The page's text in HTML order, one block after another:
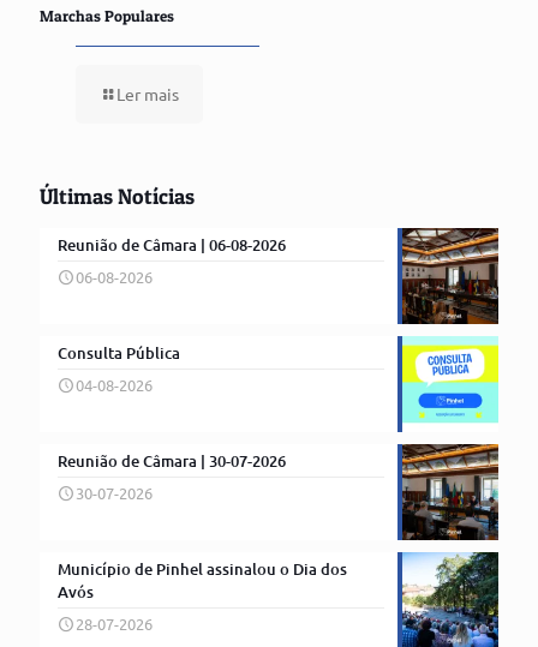
Marchas Populares
Ler mais
Últimas Notícias
Reunião de Câmara | 06-08-2026
06-08-2026
Consulta Pública
04-08-2026
Reunião de Câmara | 30-07-2026
30-07-2026
Município de Pinhel assinalou o Dia dos
Avós
28-07-2026